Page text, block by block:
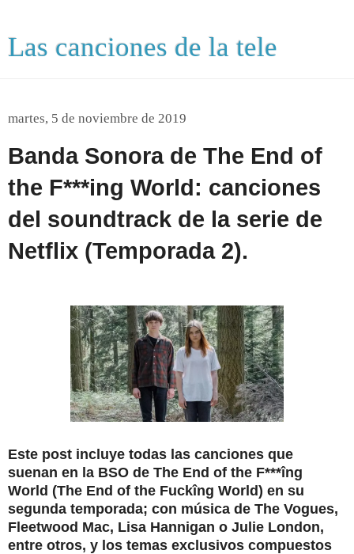
Las canciones de la tele
martes, 5 de noviembre de 2019
Banda Sonora de The End of
the F***ing World: canciones
del soundtrack de la serie de
Netflix (Temporada 2).
Este post incluye todas las canciones que
suenan en la BSO de The End of the F***îng
World (The End of the Fuckîng World) en su
segunda temporada; con música de The Vogues,
Fleetwood Mac, Lisa Hannigan o Julie London,
entre otros, y los temas exclusivos compuestos